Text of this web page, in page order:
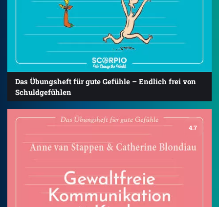
Das Übungsheft für gute Gefühle – Endlich frei von
Schuldgefühlen
4.7